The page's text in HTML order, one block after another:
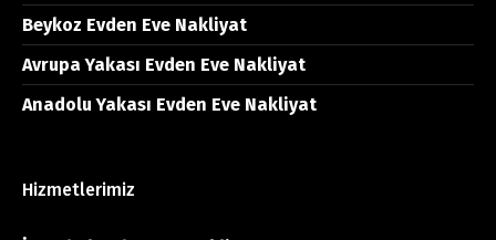
Beykoz Evden Eve Nakliyat
Avrupa Yakası Evden Eve Nakliyat
Anadolu Yakası Evden Eve Nakliyat
Hizmetlerimiz